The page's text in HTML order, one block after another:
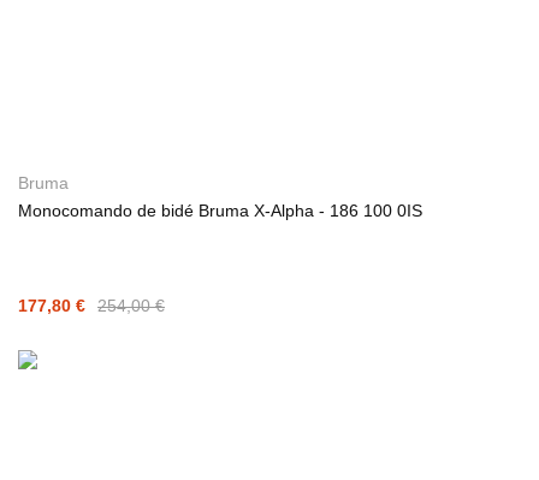
Bruma
Monocomando de bidé Bruma X-Alpha - 186 100 0IS
177,80 € 254,00 €